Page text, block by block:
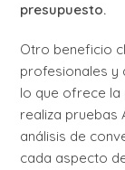
presupuesto.
Otro beneficio
profesionales y
lo que ofrece
realiza pruebas
análisis de
cada aspecto